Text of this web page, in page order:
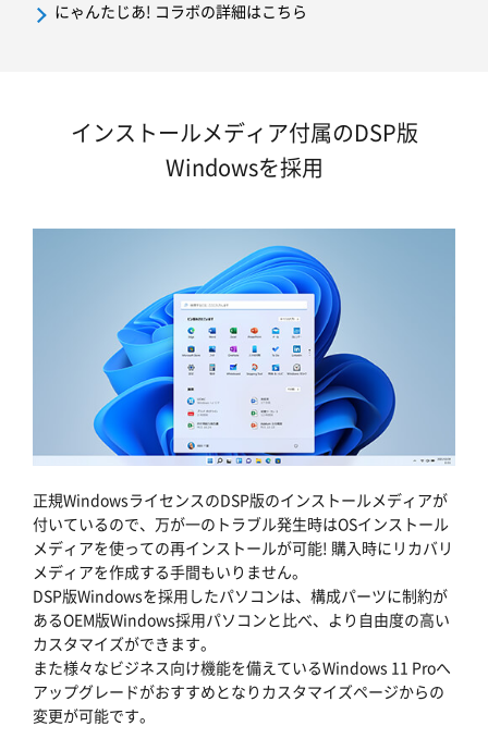
にゃんたじあ! コラボの詳細はこちら
インストールメディア付属のDSP版
Windowsを採用
正規WindowsライセンスのDSP版のインストールメディアが
付いているので、万が一のトラブル発生時はOSインストール
メディアを使っての再インストールが可能! 購入時にリカバリ
メディアを作成する手間もいりません。
DSP版Windowsを採用したパソコンは、構成パーツに制約が
あるOEM版Windows採用パソコンと比べ、より自由度の高い
カスタマイズができます。
また様々なビジネス向け機能を備えているWindows 11 Proへ
アップグレードがおすすめとなりカスタマイズページからの
変更が可能です。